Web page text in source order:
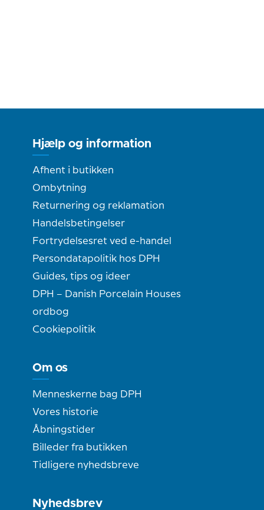
Hjælp og information
Afhent i butikken
Ombytning
Returnering og reklamation
Handelsbetingelser
Fortrydelsesret ved e-handel
Persondatapolitik hos DPH
Guides, tips og ideer
DPH – Danish Porcelain Houses
ordbog
Cookiepolitik
Om os
Menneskerne bag DPH
Vores historie
Åbningstider
Billeder fra butikken
Tidligere nyhedsbreve
Nyhedsbrev